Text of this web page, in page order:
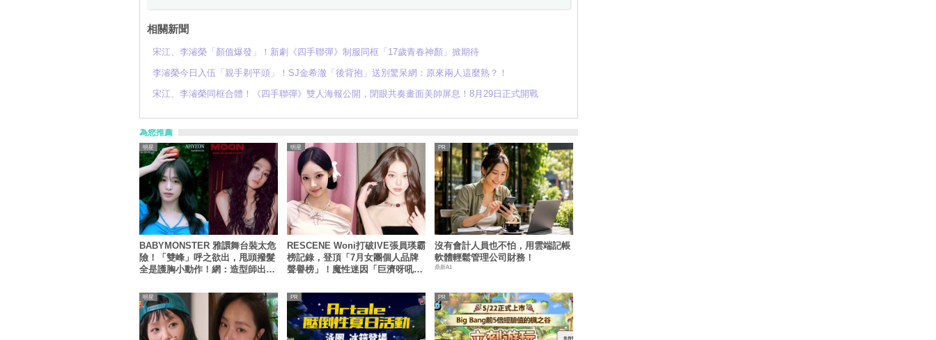
相關新聞
宋江、李濬榮「顏值爆發」！新劇《四手聯彈》制服同框「17歲青春神顏」掀期待
李濬榮今日入伍「親手剃平頭」！SJ金希澈「後背抱」送別驚呆網：原來兩人這麼熟？！
宋江、李濬榮同框合體！《四手聯彈》雙人海報公開，閉眼共奏畫面美帥屏息！8月29日正式開戰
為您推薦
BABYMONSTER 雅譞舞台裝太危
險！「雙峰」呼之欲出，甩頭撥髮
全是護胸小動作！網：造型師出來
明星
RESCENE Woni打破IVE張員瑛霸
榜記錄，登頂「7月女團個人品牌
聲譽榜」！魔性迷因「巨濟呀吼」
明星
沒有會計人員也不怕，用雲端記帳
軟體輕鬆管理公司財務！
鼎新A1
明星